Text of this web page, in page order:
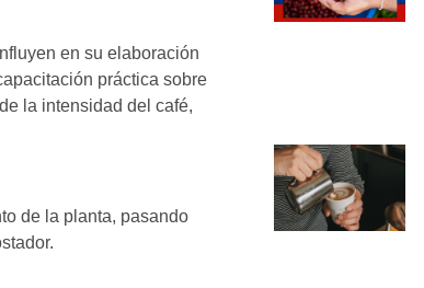
en su elaboración
práctica sobre
la intensidad del café,
de la planta, pasando